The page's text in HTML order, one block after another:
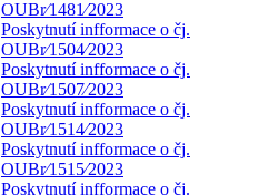
OUBr⁄1481⁄2023
Poskytnutí infformace o čj.
OUBr⁄1504⁄2023
Poskytnutí infformace o čj.
OUBr⁄1507⁄2023
Poskytnutí infformace o čj.
OUBr⁄1514⁄2023
Poskytnutí infformace o čj.
OUBr⁄1515⁄2023
Poskytnutí infformace o čj.